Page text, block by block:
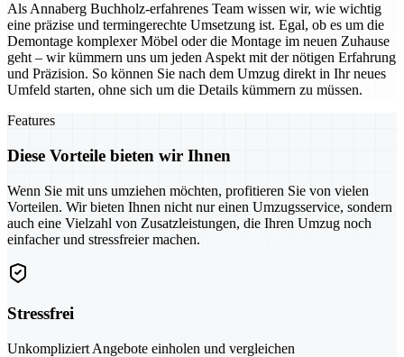
Als Annaberg Buchholz-erfahrenes Team wissen wir, wie wichtig
eine präzise und termingerechte Umsetzung ist. Egal, ob es um die
Demontage komplexer Möbel oder die Montage im neuen Zuhause
geht – wir kümmern uns um jeden Aspekt mit der nötigen Erfahrung
und Präzision. So können Sie nach dem Umzug direkt in Ihr neues
Umfeld starten, ohne sich um die Details kümmern zu müssen.
Features
Diese Vorteile bieten wir Ihnen
Wenn Sie mit uns umziehen möchten, profitieren Sie von vielen
Vorteilen. Wir bieten Ihnen nicht nur einen Umzugsservice, sondern
auch eine Vielzahl von Zusatzleistungen, die Ihren Umzug noch
einfacher und stressfreier machen.
Stressfrei
Unkompliziert Angebote einholen und vergleichen